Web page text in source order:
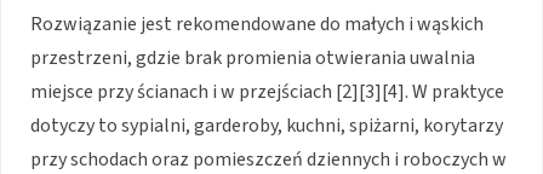
Rozwiązanie jest rekomendowane do małych i wąskich
przestrzeni, gdzie brak promienia otwierania uwalnia
miejsce przy ścianach i w przejściach [2][3][4]. W praktyce
dotyczy to sypialni, garderoby, kuchni, spiżarni, korytarzy
przy schodach oraz pomieszczeń dziennych i roboczych w